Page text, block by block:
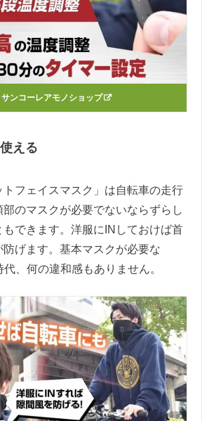
サンコーレアモノショップ
える
トフェイスマスク」は自転車の走行
のマスクが必要でないならずらし
できます。洋服にINしておけば首
げます。基本マスクが必要な
代、何の違和感もありません。